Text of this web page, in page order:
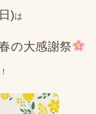
)は
の大感謝祭